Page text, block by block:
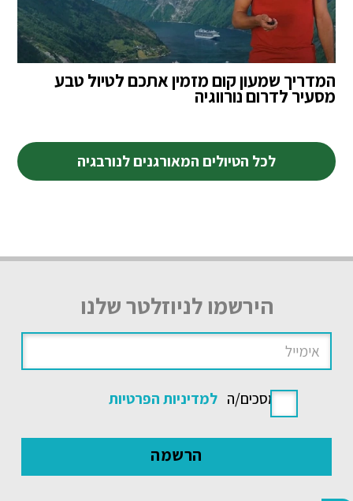
המדריך שמעון קום מזמין אתכם לטיול טבע
מסעיר לדרום נורווגיה
לכל הטיולים המאורגנים לנורבגיה
הירשמו לניוזלטר שלנו
אני מסכים/ה למדיניות הפרטיות